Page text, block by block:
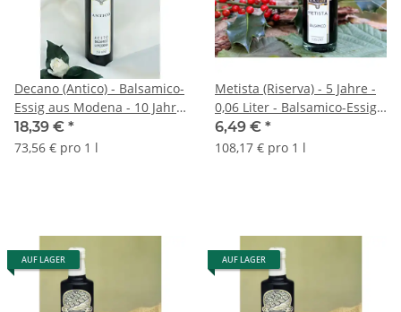
Decano (Antico) - Balsamico-
Essig aus Modena - 10 Jahre
- Dichte 1,20 - 0,25 Liter -
Terre Bormane
18,39 € *
73,56 € pro 1 l
Metista (Riserva) - 5 Jahre -
0,06 Liter - Balsamico-Essig
aus Modena
6,49 € *
108,17 € pro 1 l
AUF LAGER AUF LAGER